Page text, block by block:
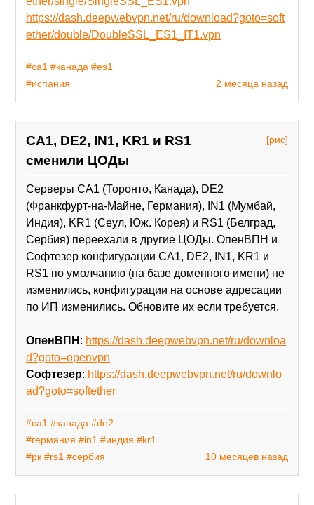
https://dash.deepwebvpn.net/ru/download?goto=soft
ether/double/DoubleSSL_ES1_IT1.vpn
2 месяца назад
#ca1 #канада #es1
#испания
[рис]
CA1, DE2, IN1, KR1 и RS1
сменили ЦОДы
Серверы CA1 (Торонто, Канада), DE2
(Франкфурт-на-Майне, Германия), IN1 (Мумбай,
Индия), KR1 (Сеул, Юж. Корея) и RS1 (Белград,
Сербия) переехали в другие ЦОДы. ОпенВПН и
Софтезер конфигурации CA1, DE2, IN1, KR1 и
RS1 по умолчанию (на базе доменного имени) не
изменились, конфигурации на основе адресации
по ИП изменились. Обновите их если требуется.
ОпенВПН : https://dash.deepwebvpn.net/ru/downloa
d?goto=openvpn
Софтезер: https://dash.deepwebvpn.net/ru/downlo
ad?goto=softether
10 месяцев назад
#ca1 #канада #de2
#германия #in1 #индия #kr1
#рк #rs1 #сербия